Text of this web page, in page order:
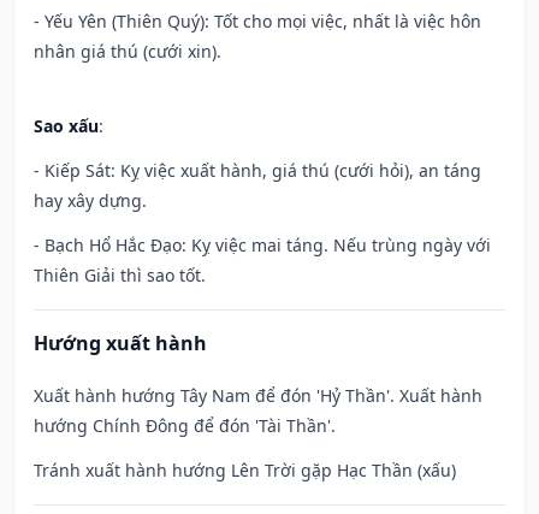
- Yếu Yên (Thiên Quý): Tốt cho mọi việc, nhất là việc hôn
nhân giá thú (cưới xin).
Sao xấu:
- Kiếp Sát: Kỵ việc xuất hành, giá thú (cưới hỏi), an táng
hay xây dựng.
- Bạch Hổ Hắc Đạo: Kỵ việc mai táng. Nếu trùng ngày với
Thiên Giải thì sao tốt.
Hướng xuất hành
Xuất hành hướng Tây Nam để đón 'Hỷ Thần'. Xuất hành
hướng Chính Đông để đón 'Tài Thần'.
Tránh xuất hành hướng Lên Trời gặp Hạc Thần (xấu)